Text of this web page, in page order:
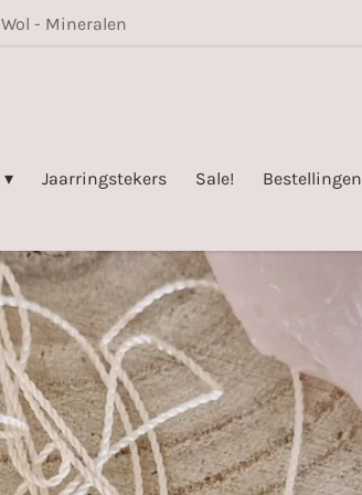
Wol - Mineralen
Jaarringstekers Sale! Bestellingen